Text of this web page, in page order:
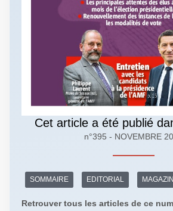
Cet article a été publié
n°395 - NOVEMBRE
SOMMAIRE EDITORIAL
Retrouver tous les articles de ce